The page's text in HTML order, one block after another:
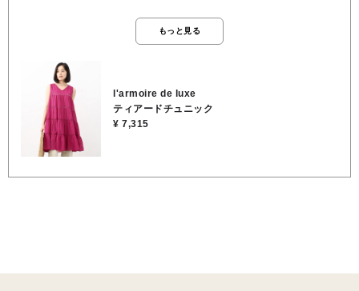
り広がるティアードシルエットのおかげで、お腹やヒップ周りを自然
に、可愛くカバーします。 お手持ちのシンプルなパンツと合わせるだ
羽織ってもごわつかずにスッキリ着られます。 ⚫️ピンク （肌のトーン
を明るく血色感を良く見せてくれる映えカラー） ・華やかでエネルギ
ッシュなフューシャピンクです。 一見甘めに見えますが、青み寄りの
ビビッドなピンクなので、大人の女性が着てもポップすぎずスタイリ
ッシュに決まります。 ハシゴレースの透け感があるため、鮮やかな色
味でも重たくならず、涼しげな印象を与えます。 ★着丈 90cm ★身幅
100％
もっと見る
l'armoire de luxe
ティアードチュニック
¥ 7,315